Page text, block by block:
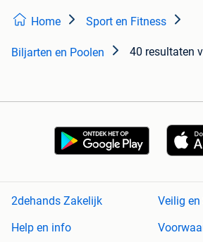
Home Sport en Fitness
Biljarten en Poolen 40 resultaten
2dehands Zakelijk
Veilig
Help en info